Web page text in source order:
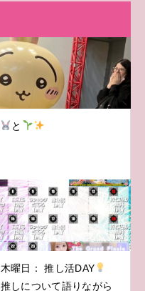
と
木曜日： 推し活DAY
推しについて語りながら